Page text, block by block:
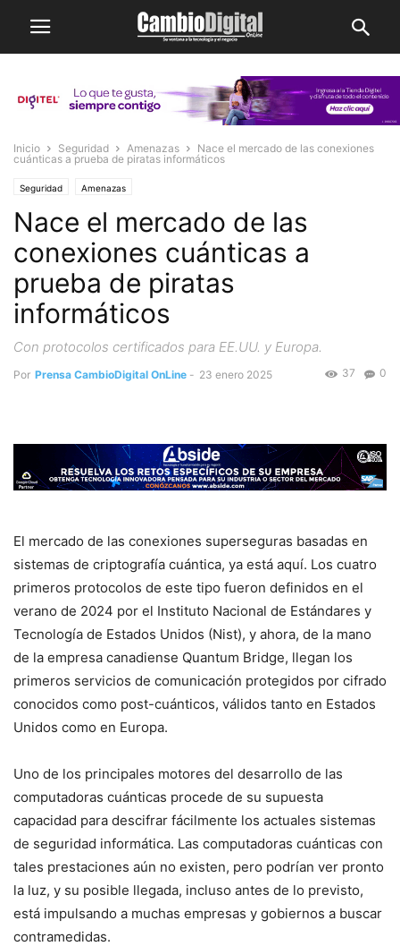
Inicio Seguridad Amenazas
Nace el mercado de las conexiones
cuánticas a prueba de piratas informáticos
Seguridad Amenazas
Nace el mercado de las
conexiones cuánticas a
prueba de piratas
informáticos
Con protocolos certificados para EE.UU. y Europa.
Por Prensa CambioDigital OnLine - 23 enero 2025 0
37
El mercado de las conexiones superseguras basadas en
sistemas de criptografía cuántica, ya está aquí. Los cuatro
primeros protocolos de este tipo fueron definidos en el
verano de 2024 por el Instituto Nacional de Estándares y
Tecnología de Estados Unidos (Nist), y ahora, de la mano
de la empresa canadiense Quantum Bridge, llegan los
primeros servicios de comunicación protegidos por cifrado
conocidos como post-cuánticos, válidos tanto en Estados
Unidos como en Europa.
Uno de los principales motores del desarrollo de las
computadoras cuánticas procede de su supuesta
capacidad para descifrar fácilmente los actuales sistemas
de seguridad informática. Las computadoras cuánticas con
tales prestaciones aún no existen, pero podrían ver pronto
la luz, y su posible llegada, incluso antes de lo previsto,
está impulsando a muchas empresas y gobiernos a buscar
contramedidas.